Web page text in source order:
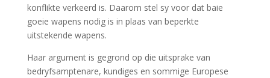
konflikte verkeerd is. Daarom stel sy voor dat baie
goeie wapens nodig is in plaas van beperkte
uitstekende wapens.
Haar argument is gegrond op die uitsprake van
bedryfsamptenare, kundiges en sommige Europese